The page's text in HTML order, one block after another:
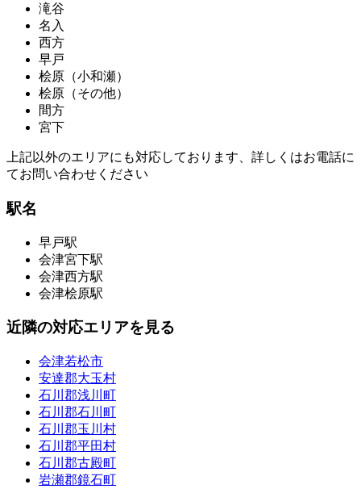
滝谷
名入
西方
早戸
桧原（小和瀬）
桧原（その他）
間方
宮下
上記以外のエリアにも対応しております、詳しくはお電話に
てお問い合わせください
駅名
早戸駅
会津宮下駅
会津西方駅
会津桧原駅
近隣の対応エリアを見る
会津若松市
安達郡大玉村
石川郡浅川町
石川郡石川町
石川郡玉川村
石川郡平田村
石川郡古殿町
岩瀬郡鏡石町